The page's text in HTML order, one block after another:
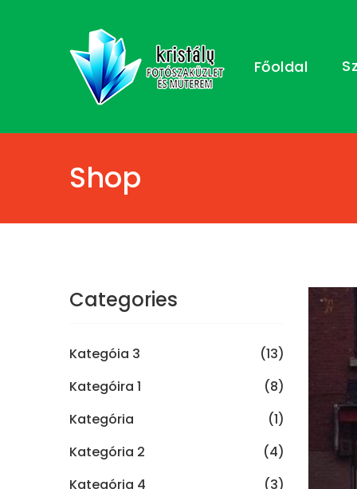
Főoldal
Shop
Categories
Kategóia 3
(13)
Kategóira 1
(8)
Kategória
(1)
Kategória 2
(4)
Kategória 4
(3)